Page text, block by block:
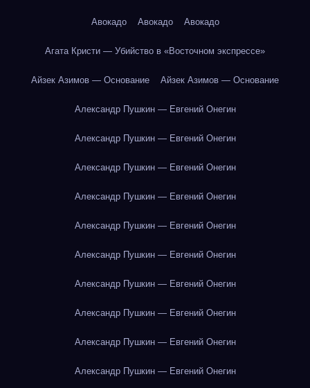
Авокадо Авокадо Авокадо
Агата Кристи — Убийство в «Восточном экспрессе»
Айзек Азимов — Основание Айзек Азимов — Основание
Александр Пушкин — Евгений Онегин
Александр Пушкин — Евгений Онегин
Александр Пушкин — Евгений Онегин
Александр Пушкин — Евгений Онегин
Александр Пушкин — Евгений Онегин
Александр Пушкин — Евгений Онегин
Александр Пушкин — Евгений Онегин
Александр Пушкин — Евгений Онегин
Александр Пушкин — Евгений Онегин
Александр Пушкин — Евгений Онегин